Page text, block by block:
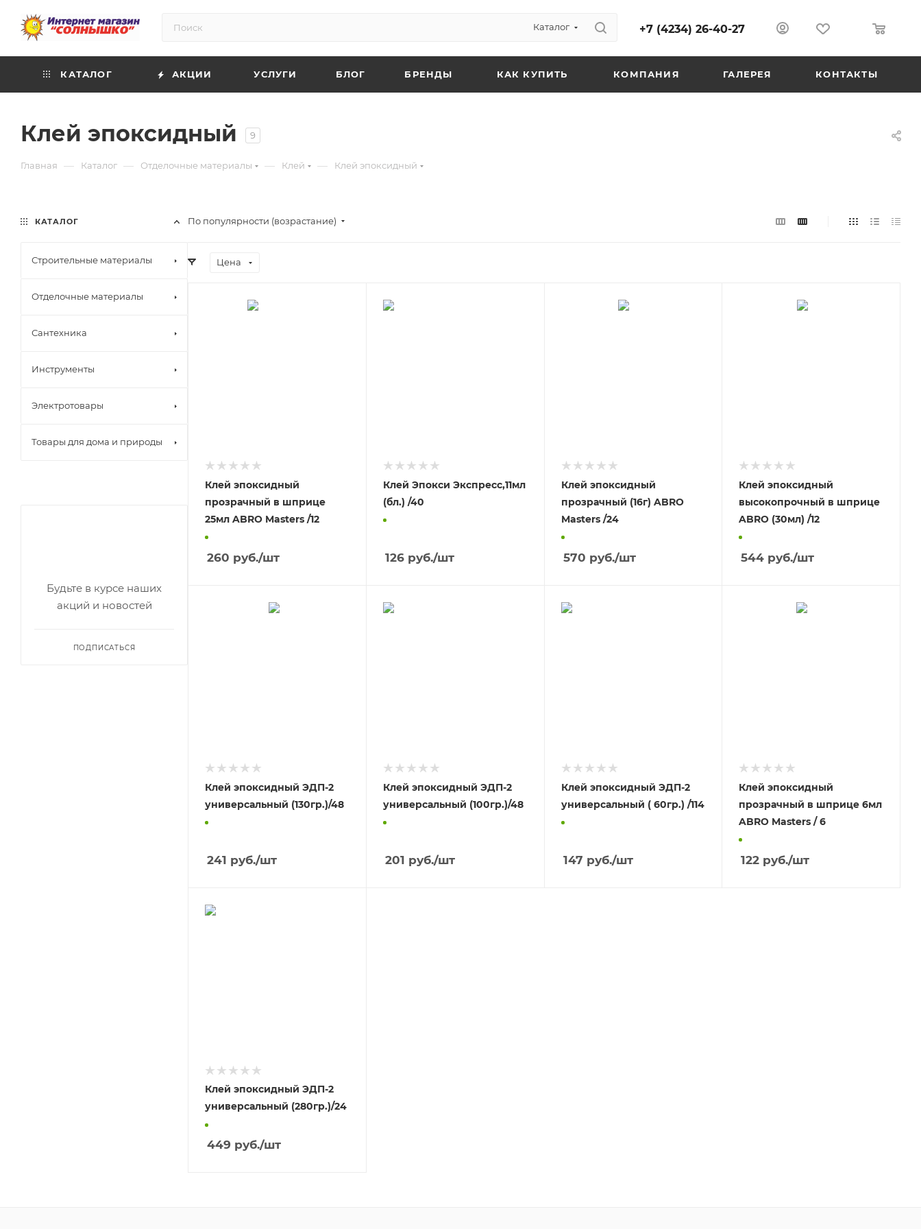
Каталог +7 (4234) 26-40-27
КАТАЛОГ АКЦИИ УСЛУГИ БЛОГ БРЕНДЫ КАК КУПИТЬ КОМПАНИЯ ГАЛЕРЕЯ КОНТАКТЫ
Клей эпоксидный 9
Главная — Каталог — Отделочные материалы — Клей — Клей эпоксидный
По популярности (возрастание)
Цена
Клей эпоксидный
прозрачный в шприце
25мл ABRO Masters /12
260 руб./шт
Клей Эпокси Экспресс,11мл
(бл.) /40
126руб./шт
Клей эпоксидный
прозрачный (16г) ABRO
Masters /24
570 руб./шт
Клей эпоксидный
высокопрочный в шприце
ABRO (30мл) /12
544 руб./шт
Клей эпоксидный ЭДП-2
универсальный (130гр.)/48
241 руб./шт
Клей эпоксидный ЭДП-2
универсальный (100гр.)/48
201 руб./шт
Клей эпоксидный ЭДП-2
универсальный ( 60гр.) /114
147 руб./шт
Клей эпоксидный
прозрачный в шприце 6мл
ABRO Masters / 6
122 руб./шт
Клей эпоксидный ЭДП-2
универсальный (280гр.)/24
449 руб./шт
КАТАЛОГ
Строительные материалы
Отделочные материалы
Сантехника
Инструменты
Электротовары
Товары для дома и природы
Будьте в курсе наших
акций и новостей
ПОДПИСАТЬСЯ